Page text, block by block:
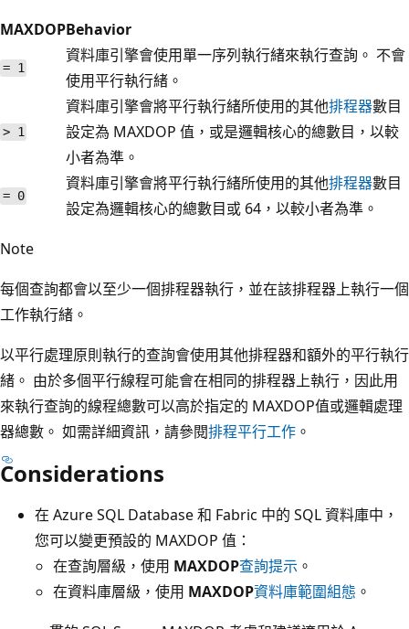
MAXDOPBehavior
= 1
資料庫引擎會使用單一序列執行緒來執行查詢。 不會
使用平行執行緒。
> 1
資料庫引擎會將平行執行緒所使用的其他排程器數目
設定為 MAXDOP 值，或是邏輯核心的總數目，以較
小者為準。
= 0
資料庫引擎會將平行執行緒所使用的其他排程器數目
設定為邏輯核心的總數目或 64，以較小者為準。
Note
每個查詢都會以至少一個排程器執行，並在該排程器上執行一個
工作執行緒。
以平行處理原則執行的查詢會使用其他排程器和額外的平行執行
緒。 由於多個平行線程可能會在相同的排程器上執行，因此用
來執行查詢的線程總數可以高於指定的 MAXDOP值或邏輯處理
器總數。 如需詳細資訊，請參閱排程平行工作 。
Considerations
在 Azure SQL Database 和 Fabric 中的 SQL 資料庫中，
您可以變更預設的 MAXDOP 值：
在查詢層級，使用 MAXDOP查詢提示 。
在資料庫層級，使用 MAXDOP資料庫範圍組態 。